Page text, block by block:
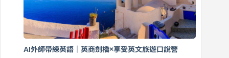
語！
英
商
劍
AI外師帶練英語｜英商劍橋×享受英文旅遊口說營